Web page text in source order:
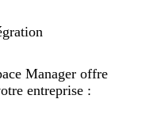
Manager offre
entreprise :